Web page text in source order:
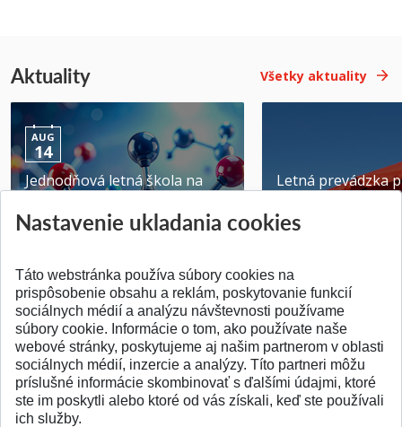
Aktuality Všetky aktuality
AUG
14
Jednodňová letná škola na
Pridané 28.07.2026
Letná prevádzka
Pridané 23.06.2026
SPÄŤ NA VRCH
Nastavenie ukladania cookies
Táto webstránka používa súbory cookies na
prispôsobenie obsahu a reklám, poskytovanie funkcií
sociálnych médií a analýzu návštevnosti používame
súbory cookie. Informácie o tom, ako používate naše
webové stránky, poskytujeme aj našim partnerom v oblasti
sociálnych médií, inzercie a analýzy. Títo partneri môžu
príslušné informácie skombinovať s ďalšími údajmi, ktoré
ste im poskytli alebo ktoré od vás získali, keď ste používali
ich služby.